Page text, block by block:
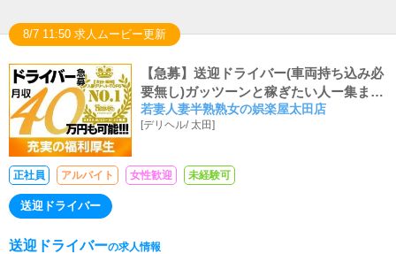
8/7 11:50 求人ムービー更新
【急募】送迎ドライバー(車両持ち込み必
要無し)ガッツーンと稼ぎたい人ー集まれ
ー(*ﾉωﾉ)楽しい職場に夢の高収入♪
若妻人妻半熟熟女の娯楽屋太田店
[デリヘル/ 太田]
正社員 アルバイト 女性歓迎 未経験可
送迎ドライバー
送迎ドライバーの求人情報